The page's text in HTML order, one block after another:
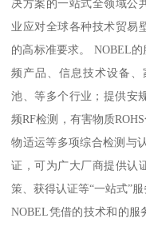
决方案的一站式全领域公
业应对全球各种技术贸易
的高标准要求。 NOBEL
频产品、信息技术设备
池、等多个行业；提供安
频RF检测，有害物质
物适运等多项综合检测与
证，可为广大厂商提供认
策、获得认证等“一站式”服
NOBEL凭借的技术和的服